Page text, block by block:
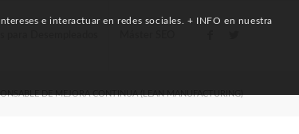
DE MEJORA CONTINUA (LEAN MANUFACTURING)
e interactuar en redes sociales. + INFO en nuestra